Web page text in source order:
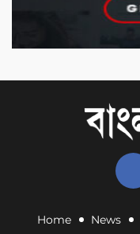
Home News